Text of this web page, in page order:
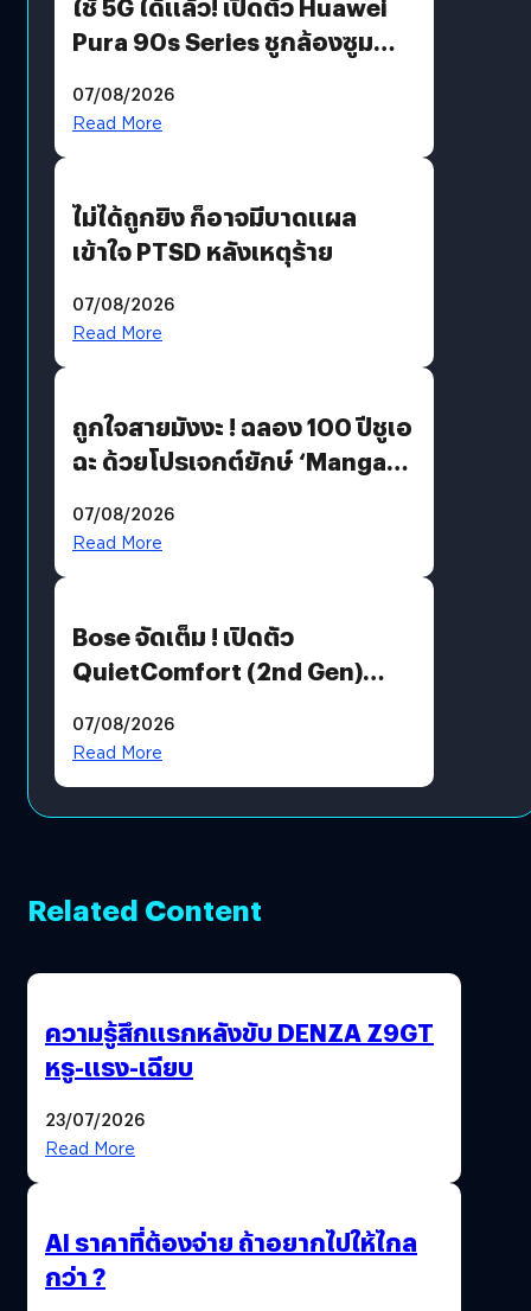
Pura 90s Series ชูกล้องซูม
07/08/2026
Read More
ไม่ได้ถูกยิง ก็อาจมีบาดแผล
เข้าใจ PTSD หลังเหตุร้าย
07/08/2026
Read More
ถูกใจสายมังงะ ! ฉลอง 100 ปีชูเอ
ฉะ ด้วยโปรเจกต์ยักษ์ ‘Manga
มีภาษาไทยด้วย
07/08/2026
Read More
Bose จัดเต็ม ! เปิดตัว
QuietComfort (2nd Gen)
07/08/2026
Read More
Related Content
ความรู้สึกแรกหลังขับ DENZA Z9GT
หรู-แรง-เฉียบ
23/07/2026
Read More
AI ราคาที่ต้องจ่าย ถ้าอยากไปให้ไกล
กว่า ?